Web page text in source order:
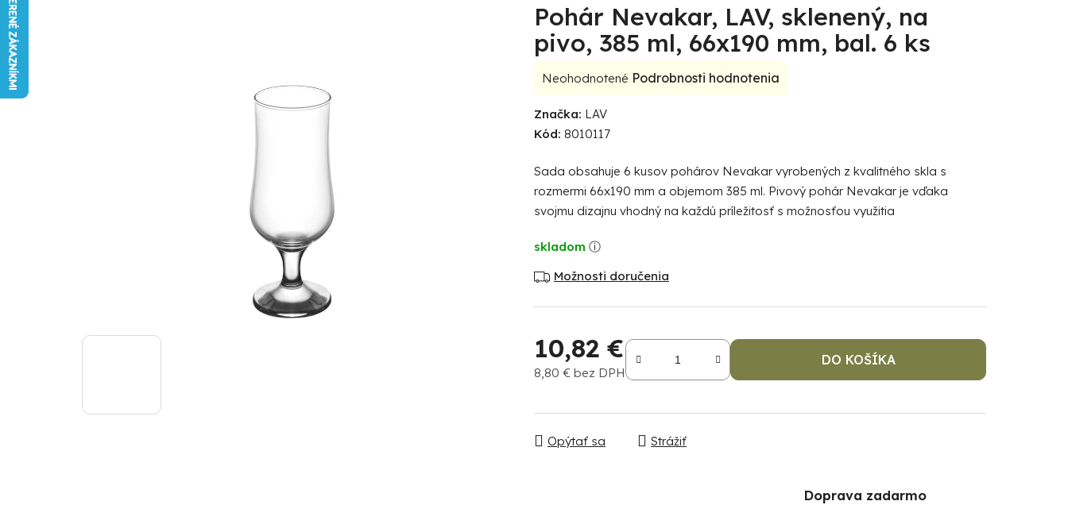
Pohár Nevakar, LAV, sklenený, na
pivo, 385 ml, 66x190 mm, bal. 6 ks
Priemerné
produktu
je
z
5
hviezdičiek.
Neohodnotené Podrobnosti hodnotenia
Značka: LAV
Kód: 8010117
Sada obsahuje 6 kusov pohárov Nevakar vyrobených z kvalitného skla s
rozmermi 66x190 mm a objemom 385 ml. Pivový pohár Nevakar je vďaka
svojmu dizajnu vhodný na každú príležitosť s možnosťou využitia
skladom
Možnosti doručenia
10,82 €
8,80 € bez DPH
DO KOŠÍKA
Opýtať sa Strážiť
Doprava zadarmo